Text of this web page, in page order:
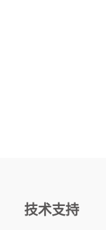
技术支持